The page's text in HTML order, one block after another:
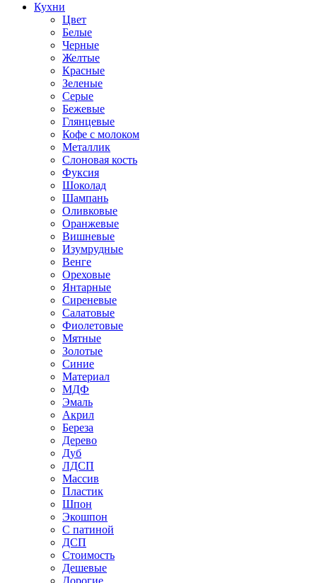
Кухни
Цвет
Белые
Черные
Желтые
Красные
Зеленые
Серые
Бежевые
Глянцевые
Кофе с молоком
Металлик
Слоновая кость
Фуксия
Шоколад
Шампань
Оливковые
Оранжевые
Вишневые
Изумрудные
Венге
Ореховые
Янтарные
Сиреневые
Салатовые
Фиолетовые
Мятные
Золотые
Синие
Материал
МДФ
Эмаль
Акрил
Береза
Дерево
Дуб
ЛДСП
Массив
Пластик
Шпон
Экошпон
С патиной
ДСП
Стоимость
Дешевые
Дорогие